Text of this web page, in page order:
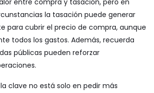
entre compra y tasación, pero en
la tasación puede generar
para cubrir el precio de compra, aunque
todos los gastos. Además, recuerda
públicas pueden reforzar
clave no está solo en pedir más